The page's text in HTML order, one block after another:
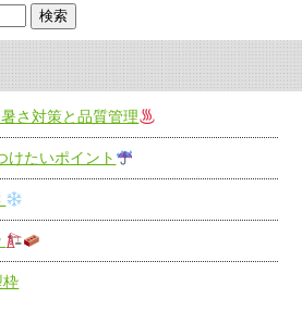
さ対策と品質管理
けたいポイント
枠